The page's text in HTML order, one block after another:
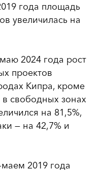
года площадь
увеличилась на
2024 года рост
проектов
Кипра, кроме
свободных зонах
на 81,5%,
— на 42,7% и
2019 года